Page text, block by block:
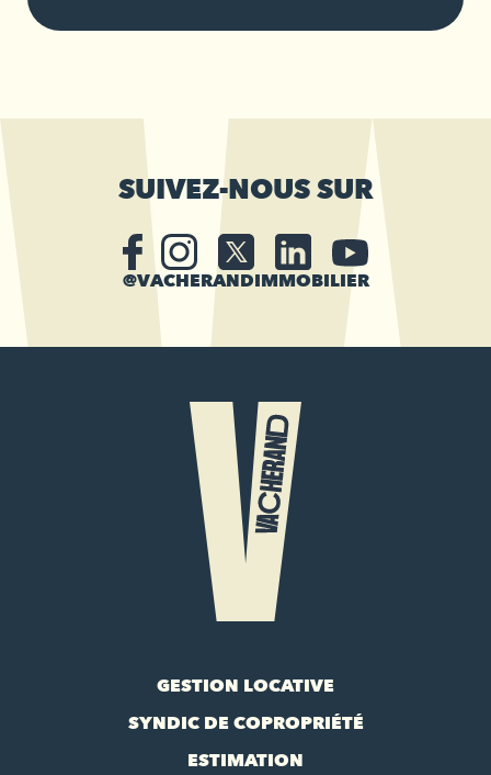
SUIVEZ-NOUS SUR
@VACHERANDIMMOBILIER
GESTION LOCATIVE
SYNDIC DE COPROPRIÉTÉ
ESTIMATION